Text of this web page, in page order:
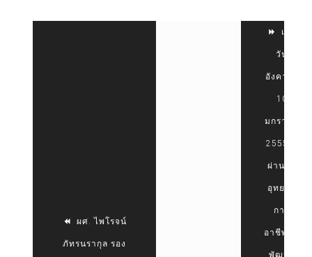
ผศ. ไพโรจน์
ภัทรนรากุล รอง
เมื่อ
วัน
อังคารที่
10
มกราคม
2555 ที่
ผ่านมา
อุทยาน
การ
อาชีพชัย
พัฒนา